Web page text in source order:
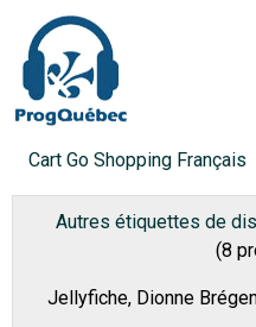
Cart Go Shopping Français
Autres étiquettes de
(8
Jellyfiche, Dionne